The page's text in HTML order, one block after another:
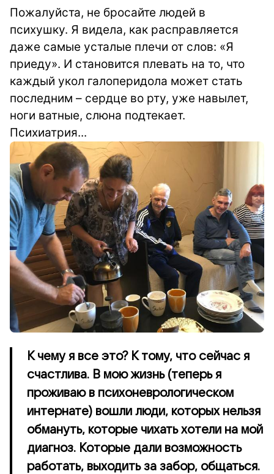
Пожалуйста, не бросайте людей в
психушку. Я видела, как расправляется
даже самые усталые плечи от слов: «Я
приеду». И становится плевать на то, что
каждый укол галоперидола может стать
последним – сердце во рту, уже навылет,
ноги ватные, слюна подтекает.
Психиатрия...
К чему я все это? К тому, что сейчас я
счастлива. В мою жизнь (теперь я
проживаю в психоневрологическом
интернате) вошли люди, которых нельзя
обмануть, которые чихать хотели на мой
диагноз. Которые дали возможность
работать, выходить за забор, общаться.